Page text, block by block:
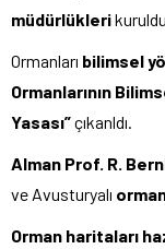
müdürlükleri
Ormanları bilimsel
Ormanlarının
Yasası”çıkanldı.
Alman Prof. R.
ve Avusturyalı
Orman haritaları